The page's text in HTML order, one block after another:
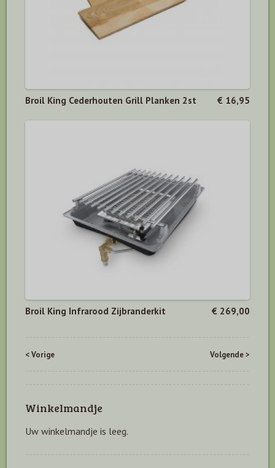
Broil King Cederhouten Grill Planken 2st € 16,95
Broil King Infrarood Zijbranderkit € 269,00
< Vorige Volgende >
Winkelmandje
Uw winkelmandje is leeg.